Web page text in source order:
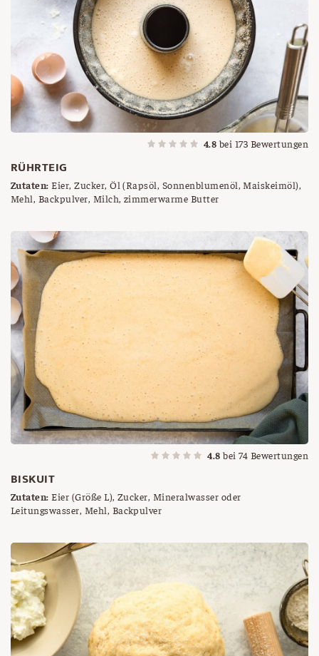
4.8 bei 173 Bewertungen
RÜHRTEIG
Zutaten: Eier, Zucker, Öl (Rapsöl, Sonnenblumenöl, Maiskeimöl),
Mehl, Backpulver, Milch, zimmerwarme Butter
4.8 bei74 Bewertungen
BISKUIT
Zutaten: Eier (Größe L), Zucker, Mineralwasser oder
Leitungswasser, Mehl, Backpulver